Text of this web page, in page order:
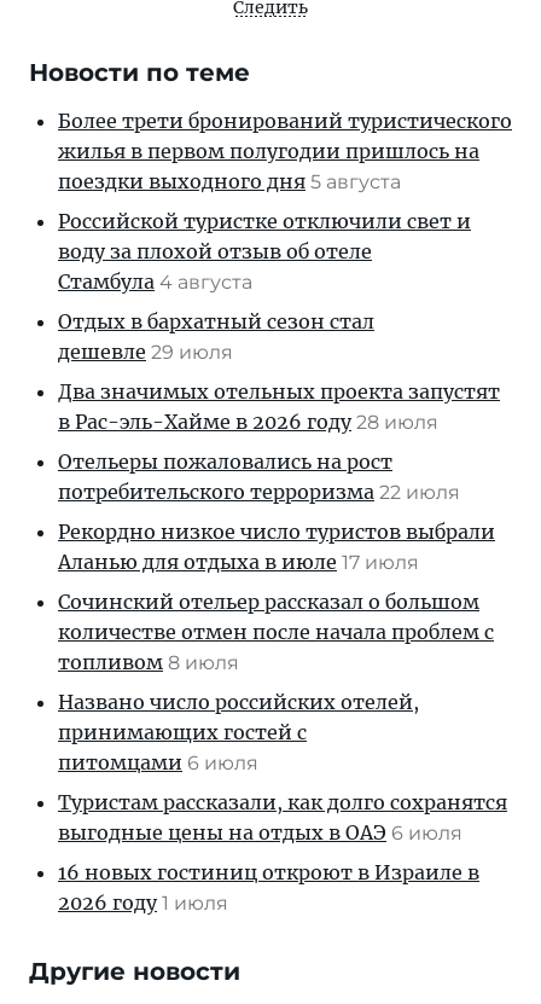
Следить
Новости по теме
Более трети бронирований туристического
жилья в первом полугодии пришлось на
поездки выходного дня 5 августа
Российской туристке отключили свет и
воду за плохой отзыв об отеле
Стамбула 4 августа
Отдых в бархатный сезон стал
дешевле 29 июля
Два значимых отельных проекта запустят
в Рас-эль-Хайме в 2026 году 28 июля
Отельеры пожаловались на рост
потребительского терроризма 22 июля
Рекордно низкое число туристов выбрали
Аланью для отдыха в июле 17 июля
Сочинский отельер рассказал о большом
количестве отмен после начала проблем с
топливом 8 июля
Названо число российских отелей,
принимающих гостей с
питомцами 6 июля
Туристам рассказали, как долго сохранятся
выгодные цены на отдых в ОАЭ 6 июля
16 новых гостиниц откроют в Израиле в
2026 году 1 июля
Другие новости